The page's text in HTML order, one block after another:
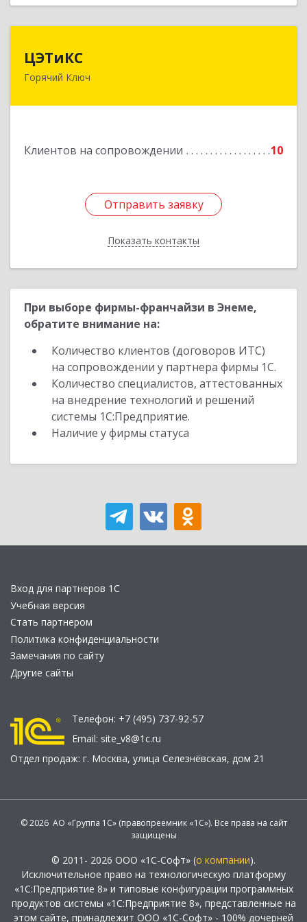
ЦЭТиКС
Горячий Ключ
Клиентов на сопровождении 10
Отправить заявку
Показать контакты
353290, Краснодарский край, Горячий Ключ г,
Отправить заявку
Назад
При выборе фирмы-франчайзи в Энеме,
обратите внимание на:
Количество клиентов (договоров ИТС)
на сопровождении у партнера фирмы 1С.
Количество специалистов, аттестованных
на внедрение технологий и решений
системы 1С:Предприятие.
Наличие у фирмы статуса
Вход для партнеров 1С
Учебная версия
Стать партнером
Политика конфиденциальности
Замечания по сайту
Другие сайты
Телефон: +7 (495) 737-92-57
Email: site_v8@1c.ru
Отдел продаж: г. Москва, улица Селезнёвская, дом 21
© 2026 АО «Группа 1С» (правопреемник «1С»). Все права на сайт
защищены
© 2011- 2026 ООО «1С-Софт» (о компании).
Исключительное право на технологическую платформу
«1С:Предприятие 8» и типовые конфигурации программных
продуктов системы «1С:Предприятие 8», представленные на
этом сайте, принадлежит ООО «1С-Софт» - 100% дочерней